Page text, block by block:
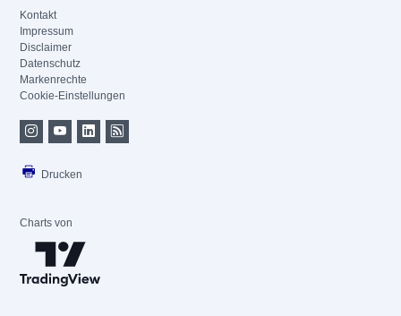
Kontakt
Impressum
Disclaimer
Datenschutz
Markenrechte
Cookie-Einstellungen
Drucken
Charts von